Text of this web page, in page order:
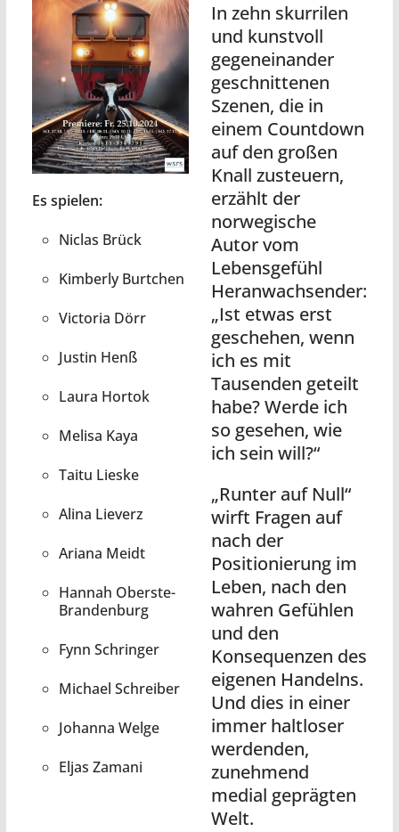
Es spielen:
Niclas Brück
Kimberly Burtchen
Victoria Dörr
Justin Henß
Laura Hortok
Melisa Kaya
Taitu Lieske
Alina Lieverz
Ariana Meidt
Hannah Oberste-
Brandenburg
Fynn Schringer
Michael Schreiber
Johanna Welge
Eljas Zamani
In zehn skurrilen
und kunstvoll
gegeneinander
geschnittenen
Szenen, die in
einem Countdown
auf den großen
Knall zusteuern,
erzählt der
norwegische
Autor vom
Lebensgefühl
Heranwachsender:
„Ist etwas erst
geschehen, wenn
ich es mit
Tausenden geteilt
habe? Werde ich
so gesehen, wie
ich sein will?“
„Runter auf Null“
wirft Fragen auf
nach der
Positionierung im
Leben, nach den
wahren Gefühlen
und den
Konsequenzen des
eigenen Handelns.
Und dies in einer
immer haltloser
werdenden,
zunehmend
medial geprägten
Welt.